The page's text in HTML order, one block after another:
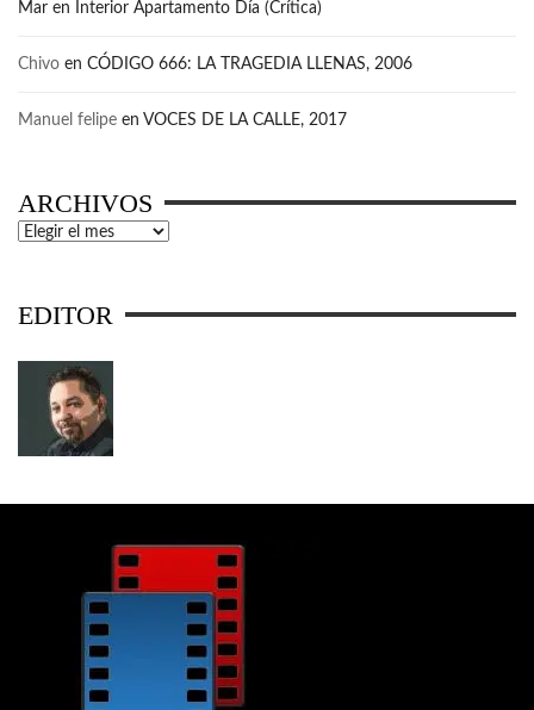
Mar en Interior Apartamento Día (Crítica)
Chivo en CÓDIGO 666: LA TRAGEDIA LLENAS, 2006
Manuel felipe en VOCES DE LA CALLE, 2017
ARCHIVOS
Archivos
EDITOR